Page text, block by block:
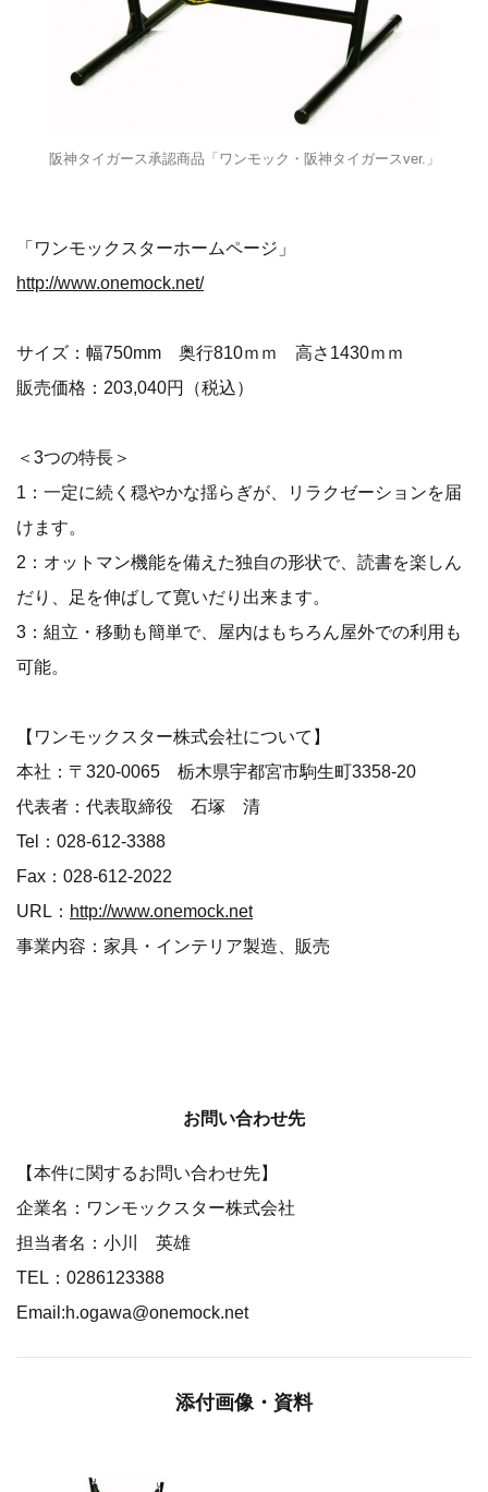
阪神タイガース承認商品「ワンモック・阪神タイガースver.」
「ワンモックスターホームページ」
http://www.onemock.net/
サイズ：幅750mm 奥行810ｍｍ 高さ1430ｍｍ
販売価格：203,040円（税込）
＜3つの特長＞
1：一定に続く穏やかな揺らぎが、リラクゼーションを届
けます。
2：オットマン機能を備えた独自の形状で、読書を楽しん
だり、足を伸ばして寛いだり出来ます。
3：組立・移動も簡単で、屋内はもちろん屋外での利用も
可能。
【ワンモックスター株式会社について】
本社：〒320-0065 栃木県宇都宮市駒生町3358-20
代表者：代表取締役 石塚 清
Tel：028-612-3388
Fax：028-612-2022
URL： http://www.onemock.net
事業内容：家具・インテリア製造、販売
お問い合わせ先
【本件に関するお問い合わせ先】
企業名：ワンモックスター株式会社
担当者名：小川 英雄
TEL：0286123388
Email:h.ogawa@onemock.net
添付画像・資料